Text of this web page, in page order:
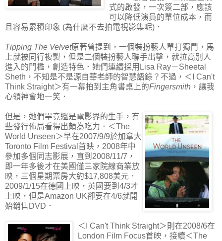
式的啟發，一次簽二部，應該
可以降低演員的單位成本，而
且容易累積印象 (為什麼不去拍電視影集呢)．
Tipping The Velvet原著曾提到，一個裝扮藝人單打獨鬥，馬
上就被同行複製，但是二個裝扮藝人聯手出擊，就拉高別人
進入的門檻，創造特色．她們連續採用Lisa Ray－Sheetal
Sheth，不知是不是源自華老師的智慧語錄？不過，＜I Can't
Think Straight＞有一幕拍到主角書桌上的Fingersmith ，讓我
心領神會地一笑．
但是，她們畢竟還是電影界的生手，有
些發行佈局看得出頗為吃力．＜The
World Unseen＞早在2007/9/9於加拿大
Toronto Film Festival首映，2008年中
參加多個同志影展，直到2008/11/7，
即一年多後才在美國僅三家院線商業放
映，三個星期票房大約$17,808美元．
2009/1/15在德國上映，英國要到4/3才
上映，但是Amazon UK卻要在4/6就開
始銷售DVD．
＜I Can't Think Straight＞則在2008/6在
London Film Focus首映，接續＜The